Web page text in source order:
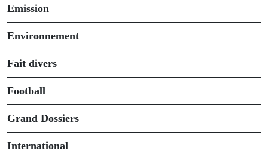
Emission
Environnement
Fait divers
Football
Grand Dossiers
International